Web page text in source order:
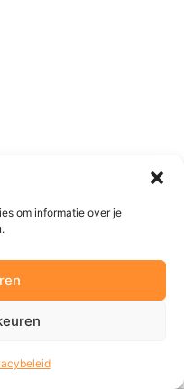
om informatie over je